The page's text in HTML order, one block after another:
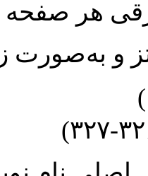
هر صفحه
و